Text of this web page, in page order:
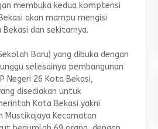
membuka kedua komptensi
akan mampu mengisi
dan sekitarnya.
Baru) yang dibuka dengan
selesainya pembangunan
Negeri 26 Kota Bekasi,
disediakan untuk
Kota Bekasi yakni
Mustikajaya Kecamatan